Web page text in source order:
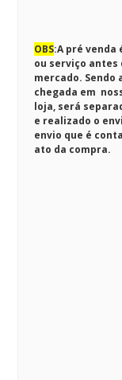
OBS:A pré venda
ou serviço antes
mercado. Sendo
chegada em
loja, será
e realizado o
envio que é
ato da compra.